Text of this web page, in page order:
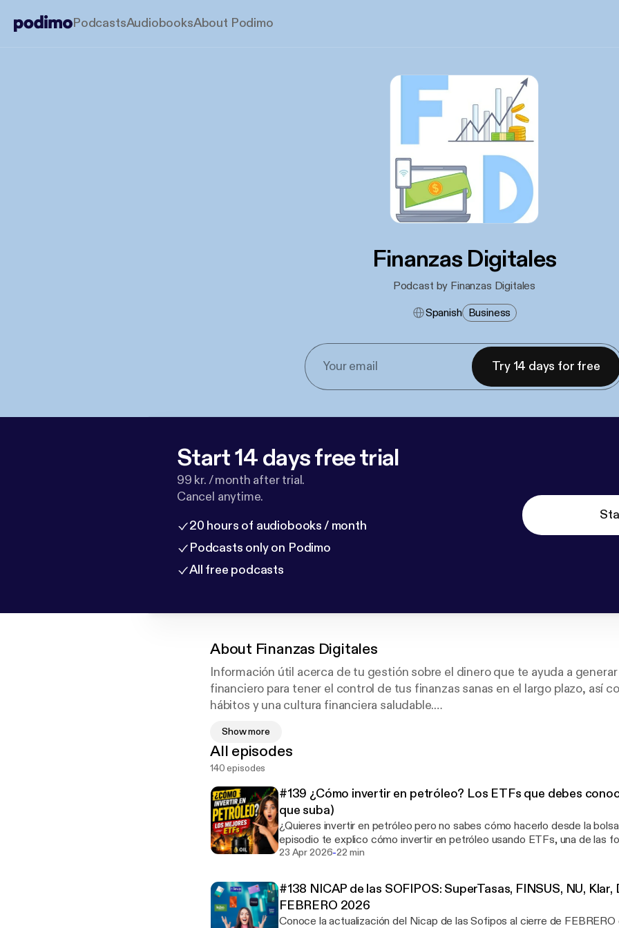
PodcastsAudiobooksAbout Podimo
Finanzas Digitales
Podcast by Finanzas Digitales
Spanish Business
Try 14 days for free
Start 14 days free trial
99 kr. / month after trial.
Cancel anytime.
20 hours of audiobooks / month
Podcasts only on Podimo
All free podcasts
About Finanzas Digitales
Información útil acerca de tu gestión sobre el dinero que te ayuda a
financiero para tener el control de tus finanzas sanas en el largo plazo, así
hábitos y una cultura financiera saludable.
Comparto información desde mi propia experiencia y aprendemos juntos de
personales e inversiones, para que tengas un mapa de tu dinero y te
libertad financiera.
Conoceremos ejemplos reales de tu vida diaria para integrar planes y
tod@s con el objetivo de crear, crecer y proteger tu patrimonio.
Show more
All episodes
140 episodes
#139 ¿Cómo invertir en petróleo? Los ETFs que debes
que suba)
¿Quieres invertir en petróleo pero no sabes cómo hacerlo desde la bolsa? 🛢️📈
episodio te explico cómo invertir en petróleo usando ETFs, una de las
accesibles, prácticas y populares para empezar en el mundo de las
considerar antes de invertir tu dinero. 💡Además, entenderás la
petróleo (Brent vs WTI) y por qué esto es clave para tomar mejores
👉 Este contenido es ideal si estás empezando en inversiones o quieres
portafolio con commodities. 📧Recibe GRATIS el TEST para descubrir tu perfil de
23 Apr 2026-22 min
#138 NICAP de las SOFIPOS: SuperTasas, FINSUS, NU,
FEBRERO 2026
Conoce la actualización del Nicap de las Sofipos al cierre de FEBRERO